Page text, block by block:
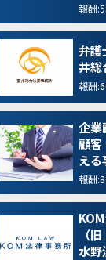
報酬
弁護
井総
報酬
企業
顧客
え
報酬
（
水野